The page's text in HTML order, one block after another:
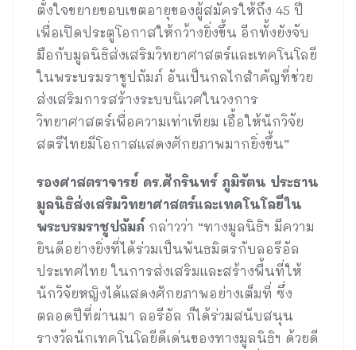
ตั้งใจขยายขอบเขตอายุของผู้สมัครให้ถึง 45 ปี
เพื่อเปิดประตูโอกาสให้กว้างยิ่งขึ้น อีกทั้งยังจับ
มือกับมูลนิธิส่งเสริมวิทยาศาสตร์และเทคโนโลยี
ในพระบรมราชูปถัมภ์ อันเป็นกลไกสำคัญที่ช่วย
ส่งเสริมการสร้างระบบนิเวศในวงการ
วิทยาศาสตร์เพื่อความเท่าเทียม เอื้อให้นักวิจัย
สตรีไทยมีโอกาสแสดงศักยภาพมากยิ่งขึ้น”
รองศาสตราจารย์ ดร.ศักรินทร์ ภูมิรัตน ประธาน
มูลนิธิส่งเสริมวิทยาศาสตร์และเทคโนโลยีใน
พระบรมราชูปถัมภ์ กล่าวว่า “ทางมูลนิธิฯ มีความ
ยินดีอย่างยิ่งที่ได้ร่วมเป็นพันธมิตรกับลอรีอัล
ประเทศไทย ในการส่งเสริมและสร้างพื้นที่ให้
นักวิจัยหญิงได้แสดงศักยภาพอย่างเต็มที่ ซึ่ง
ตลอดปีที่ผ่านมา ลอรีอัล ก็ได้ร่วมสนับสนุน
รางวัลนักเทคโนโลยีดีเด่นของทางมูลนิธิฯ ด้วยดี